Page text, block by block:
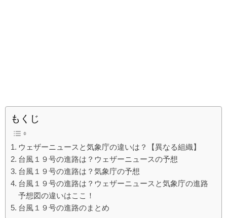
もくじ
ウェザーニュースと気象庁の違いは？【異なる組織】
台風１９号の進路は？ウェザーニュースの予想
台風１９号の進路は？気象庁の予想
台風１９号の進路は？ウェザーニュースと気象庁の進路
予想図の違いはここ！
台風１９号の進路のまとめ